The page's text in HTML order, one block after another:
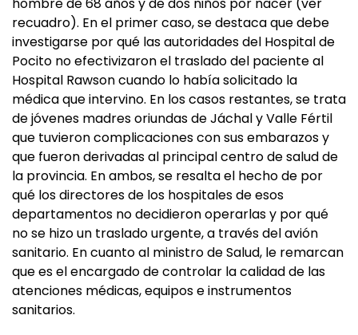
recuadro). En el primer caso, se destaca que debe
investigarse por qué las autoridades del Hospital de
Pocito no efectivizaron el traslado del paciente al
Hospital Rawson cuando lo había solicitado la
médica que intervino. En los casos restantes, se trata
de jóvenes madres oriundas de Jáchal y Valle Fértil
que tuvieron complicaciones con sus embarazos y
que fueron derivadas al principal centro de salud de
la provincia. En ambos, se resalta el hecho de por
qué los directores de los hospitales de esos
departamentos no decidieron operarlas y por qué
no se hizo un traslado urgente, a través del avión
sanitario. En cuanto al ministro de Salud, le remarcan
que es el encargado de controlar la calidad de las
atenciones médicas, equipos e instrumentos
sanitarios.